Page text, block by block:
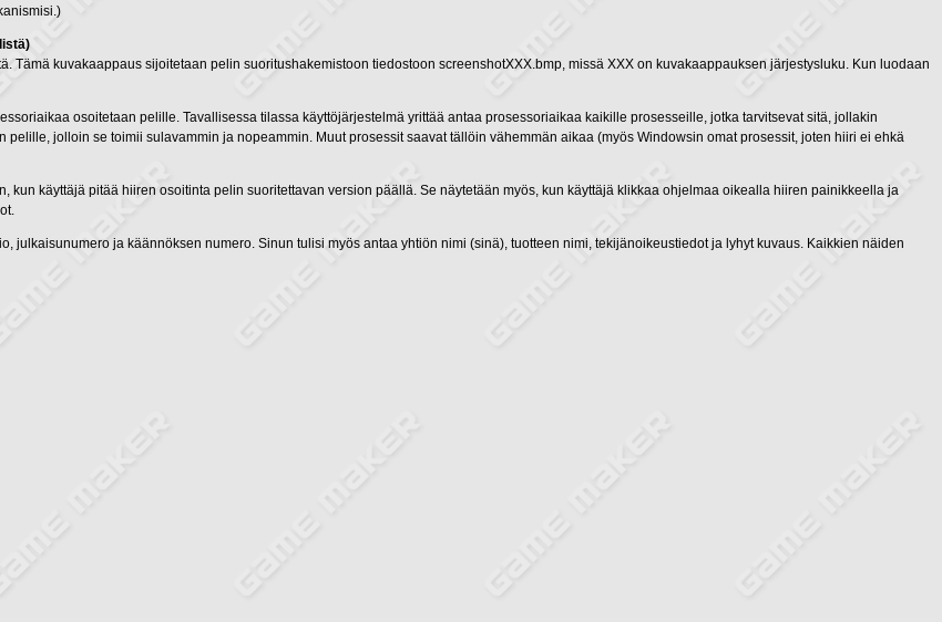
kuvakaappaus sijoitetaan pelin suoritushakemistoon tiedostoon screenshotXXX.bmp, missä XXX on kuvakaappauksen järjestysluku. Kun luodaan
osoitetaan pelille. Tavallisessa tilassa käyttöjärjestelmä yrittää antaa prosessoriaikaa kaikille prosesseille, jotka tarvitsevat sitä, jollakin
jolloin se toimii sulavammin ja nopeammin. Muut prosessit saavat tällöin vähemmän aikaa (myös Windowsin omat prosessit, joten hiiri ei ehkä
kun käyttäjä pitää hiiren osoitinta pelin suoritettavan version päällä. Se näytetään myös, kun käyttäjä klikkaa ohjelmaa oikealla hiiren painikkeella ja
ja käännöksen numero. Sinun tulisi myös antaa yhtiön nimi (sinä), tuotteen nimi, tekijänoikeustiedot ja lyhyt kuvaus. Kaikkien näiden